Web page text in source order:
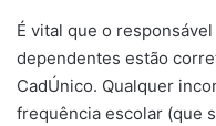
É vital que o
dependentes estão
CadÚnico. Qualquer
frequência escolar (que